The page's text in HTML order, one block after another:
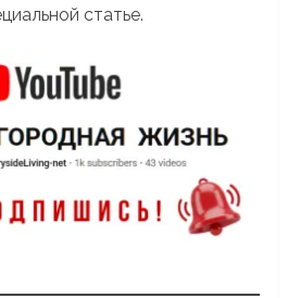
статье.